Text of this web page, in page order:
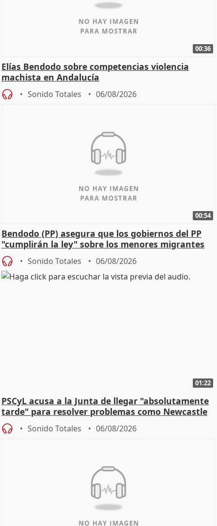
00:36
Elías Bendodo sobre competencias violencia
machista en Andalucía
Sonido Totales 06/08/2026
00:54
Bendodo (PP) asegura que los gobiernos del PP
"cumplirán la ley" sobre los menores migrantes
Sonido Totales 06/08/2026
01:22
PSCyL acusa a la Junta de llegar "absolutamente
tarde" para resolver problemas como Newcastle
Sonido Totales 06/08/2026